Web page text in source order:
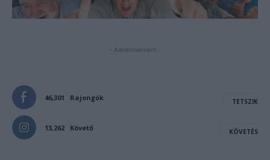
- Advertisement -
46,301 Rajongók TETSZIK
13,262 Követő KÖVETÉS